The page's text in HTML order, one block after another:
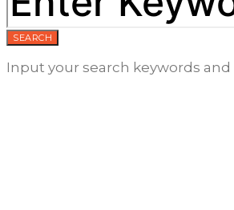
SEARCH
Input your search keywords and